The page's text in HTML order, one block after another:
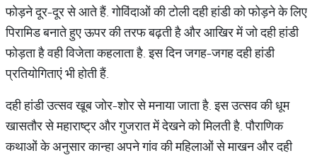
फोड़ने दूर-दूर से आते हैं. गोविंदाओं की टोली दही हांडी को फोड़ने के लिए
पिरामिड बनाते हुए ऊपर की तरफ बढ़ती है और आखिर में जो दही हांडी
फोड़ता है वही विजेता कहलाता है. इस दिन जगह-जगह दही हांडी
प्रतियोगिताएं भी होती हैं.
दही हांडी उत्सव खूब जोर-शोर से मनाया जाता है. इस उत्सव की धूम
खासतौर से महाराष्ट्र और गुजरात में देखने को मिलती है. पौराणिक
कथाओं के अनुसार कान्हा अपने गांव की महिलाओं से माखन और दही